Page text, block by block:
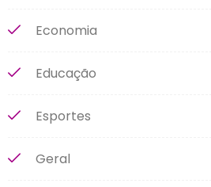
Economia
Educação
Esportes
Geral